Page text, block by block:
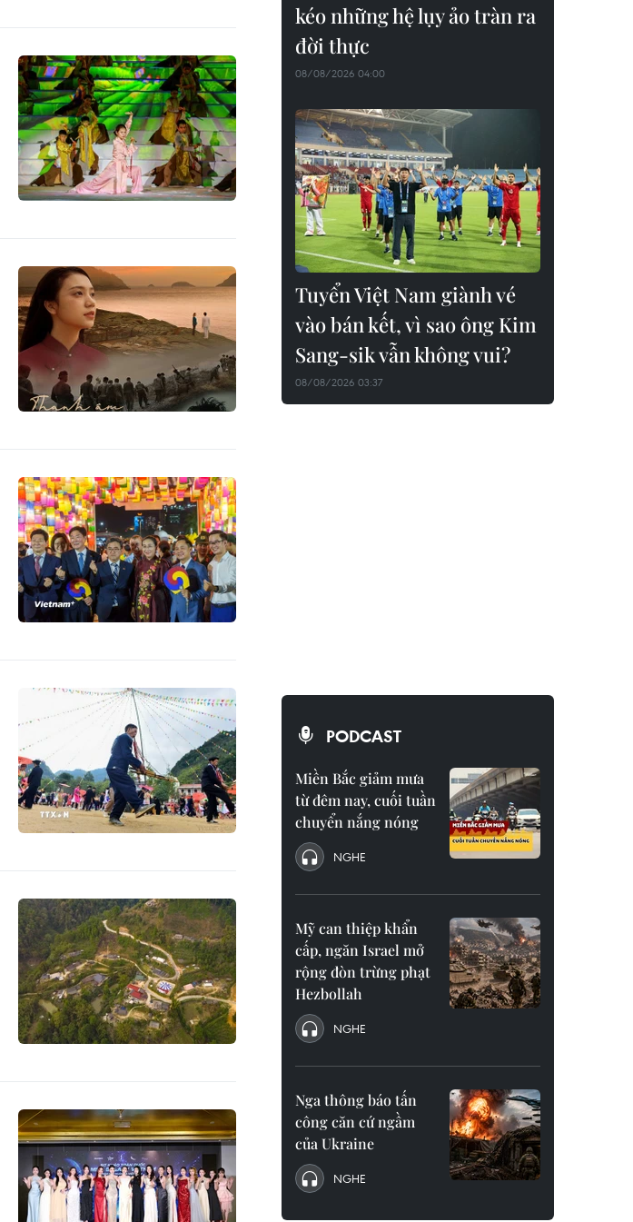
kéo những hệ lụy ảo tràn ra
đời thực
08/08/2026 04:00
Tuyển Việt Nam giành vé
vào bán kết, vì sao ông Kim
Sang-sik vẫn không vui?
08/08/2026 03:37
PODCAST
Miền Bắc giảm mưa
từ đêm nay, cuối tuần
chuyển nắng nóng
NGHE
Mỹ can thiệp khẩn
cấp, ngăn Israel mở
rộng đòn trừng phạt
Hezbollah
NGHE
Nga thông báo tấn
công căn cứ ngầm
của Ukraine
NGHE